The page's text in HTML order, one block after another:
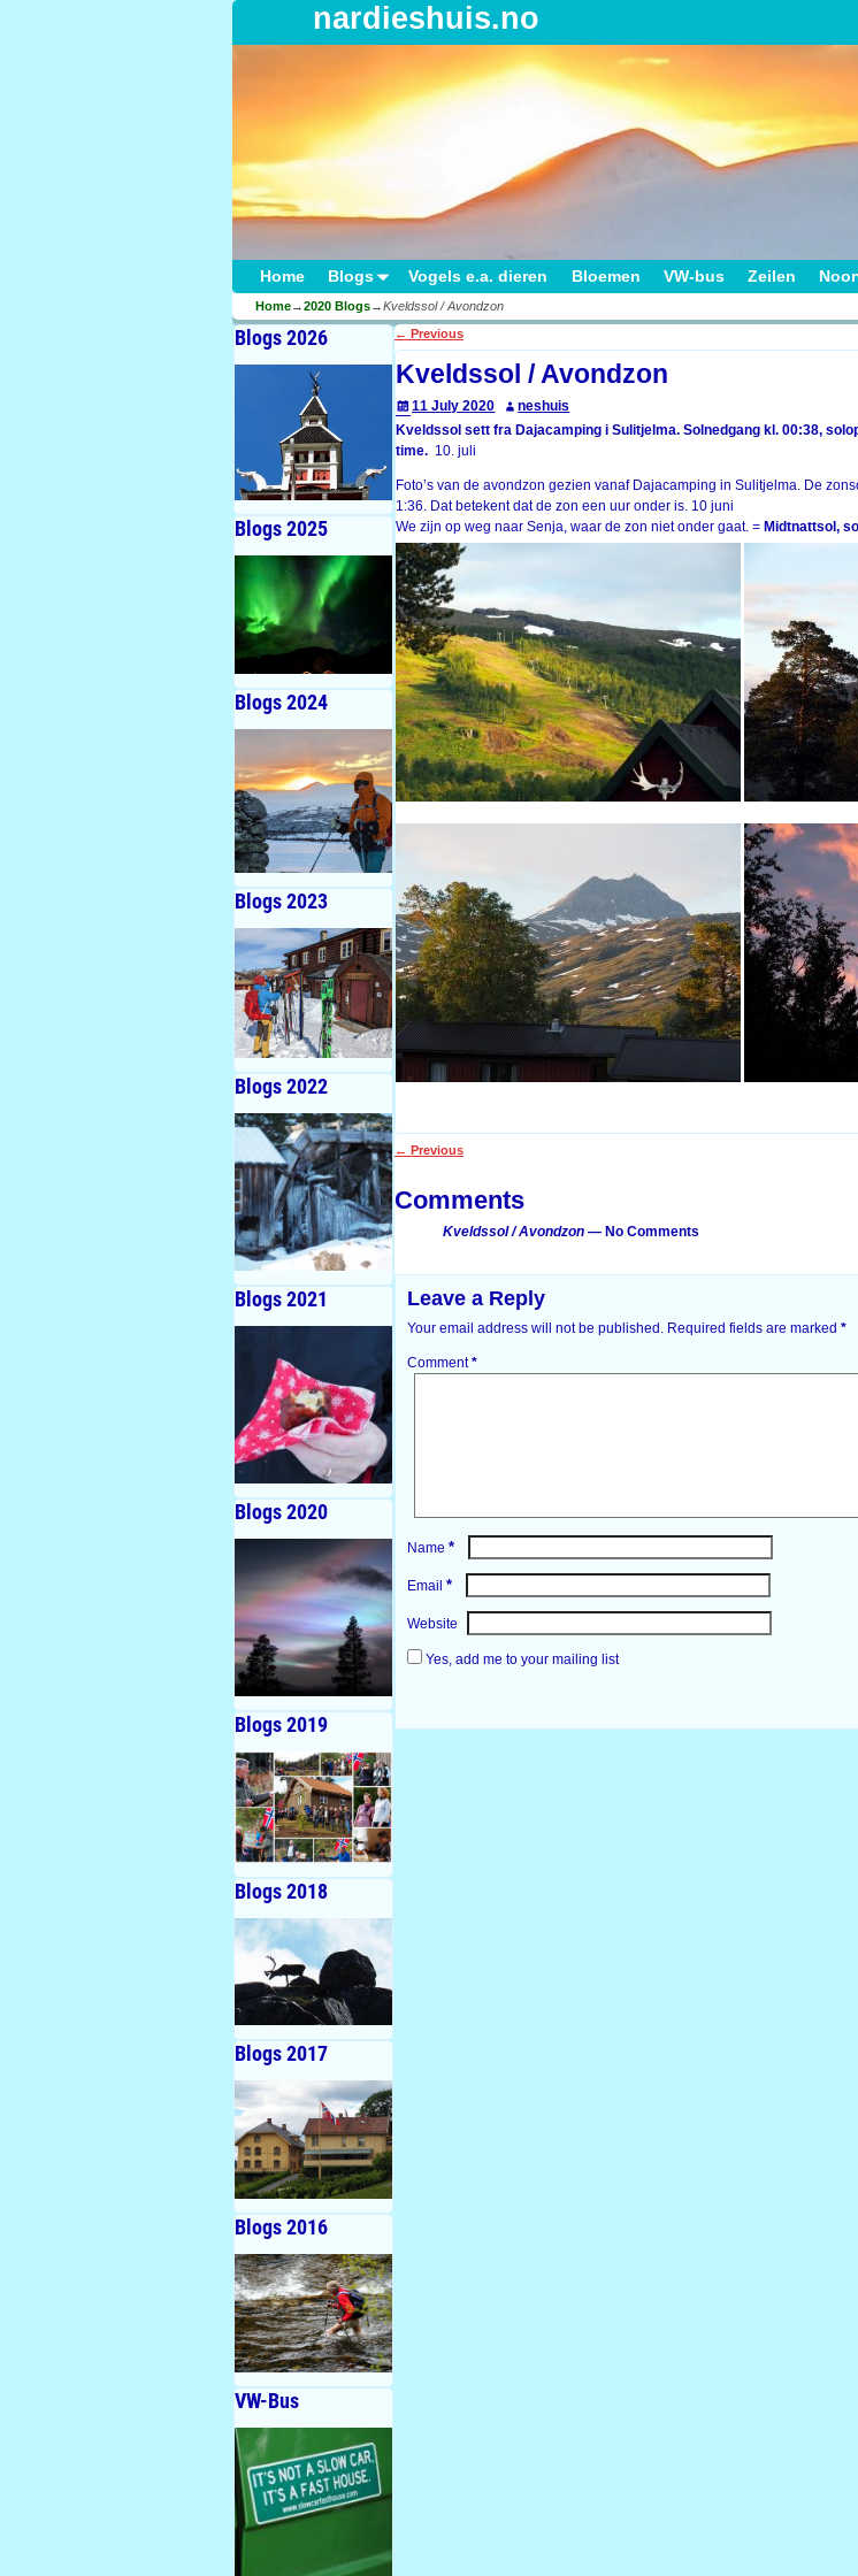
nardieshuis.no
Home Blogs Vogels e.a. dieren Bloemen VW-bus Zeilen
Home→2020 Blogs→Kveldssol / Avondzon
Post navigation
← Previous
Kveldssol / Avondzon
11 July 2020
neshuis
Kveldssol sett fra Dajacamping i Sulitjelma. Solnedgang kl. 00:38,
time. 10. juli
Foto’s van de avondzon gezien vanaf Dajacamping in Sulitjelma. De
1:36. Dat betekent dat de zon een uur onder is. 10 juni
We zijn op weg naar Senja, waar de zon niet onder gaat. = Midtnattsol,
← Previous
Comments
Kveldssol / Avondzon — No Comments
Leave a Reply
Your email address will not be published. Required fields are marked *
Comment*
Name *
Email *
Website
Yes, add me to your mailing list
Blogs 2026
Blogs 2025
Blogs 2024
Blogs 2023
Blogs 2022
Blogs 2021
Blogs 2020
Blogs 2019
Blogs 2018
Blogs 2017
Blogs 2016
VW-Bus